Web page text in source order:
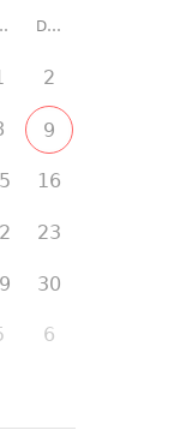
DIMANCHE
2
9
16
23
30
6